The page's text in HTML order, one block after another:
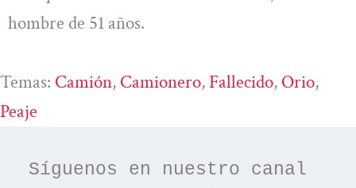
hombre de 51 años.
Temas: Camión, Camionero, Fallecido, Orio
Peaje
Síguenos en nuestro canal